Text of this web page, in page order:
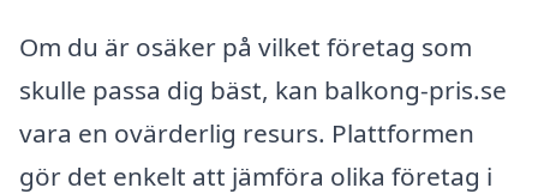
Om du är osäker på vilket företag som
skulle passa dig bäst, kan balkong-pris.se
vara en ovärderlig resurs. Plattformen
gör det enkelt att jämföra olika företag i